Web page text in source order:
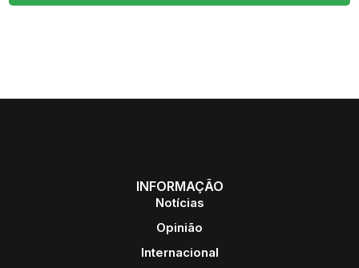
INFORMAÇÃO
Notícias
Opinião
Internacional